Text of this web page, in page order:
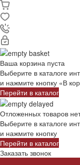
Ваша корзина пуста
Выберите в каталоге
и нажмите кнопку «В
Перейти в каталог
Отложенных товаров
Выберите в каталоге
и нажмите кнопку
Перейти в каталог
Заказать звонок